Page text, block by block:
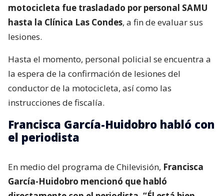
motocicleta fue trasladado por personal SAMU
hasta la Clínica Las Condes, a fin de evaluar sus
lesiones.
Hasta el momento, personal policial se encuentra a
la espera de la confirmación de lesiones del
conductor de la motocicleta, así como las
instrucciones de fiscalía.
Francisca García-Huidobro habló con
el periodista
En medio del programa de Chilevisión, Francisca
García-Huidobro mencionó que habló